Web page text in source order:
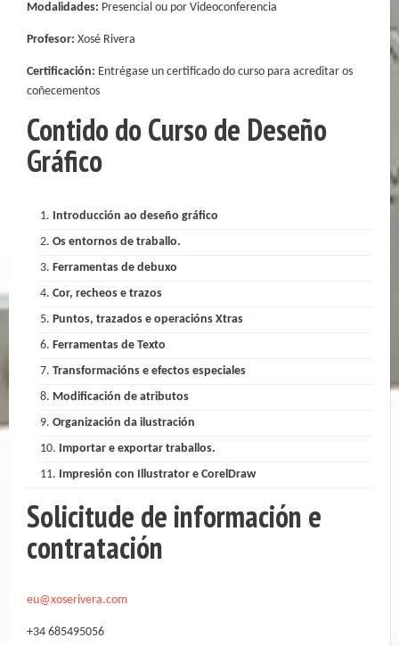
Modalidades: Presencial ou por Videoconferencia
Profesor: Xosé Rivera
Certificación: Entrégase un certificado do curso para acreditar os
coñecementos
Contido do Curso de Deseño
Gráfico
Introducción ao deseño gráfico
Os entornos de traballo.
Ferramentas de debuxo
Cor, recheos e trazos
Puntos, trazados e operacións Xtras
Ferramentas de Texto
Transformacións e efectos especiales
Modificación de atributos
Organización da ilustración
Importar e exportar traballos.
Impresión con Illustrator e CorelDraw
Solicitude de información e
contratación
eu@xoserivera.com
+34 685495056